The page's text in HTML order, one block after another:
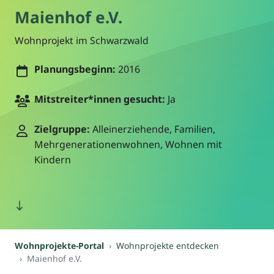
Maienhof e.V.
Wohnprojekt im Schwarzwald
Planungsbeginn: 2016
Mitstreiter*innen gesucht: Ja
Zielgruppe: Alleinerziehende, Familien,
Mehrgenerationenwohnen, Wohnen mit
Kindern
Wohnprojekte-Portal
Wohnprojekte entdecken
Maienhof e.V.